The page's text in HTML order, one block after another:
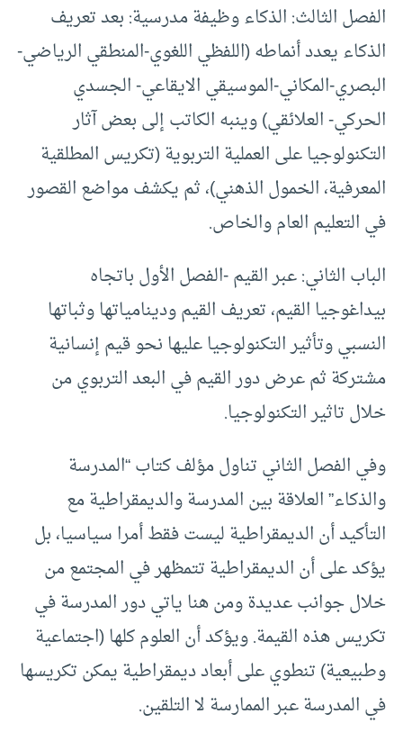
الفصل الثالث: الذكاء وظيفة مدرسية: بعد تعريف
الذكاء يعدد أنماطه (اللفظي اللغوي-المنطقي الرياضي-
البصري-المكاني-الموسيقي الايقاعي- الجسدي
الحركي- العلائقي) وينبه الكاتب إلى بعض آثار
التكنولوجيا على العملية التربوية (تكريس المطلقية
المعرفية، الخمول الذهني)، ثم يكشف مواضع القصور
في التعليم العام والخاص.
الباب الثاني: عبر القيم -الفصل الأول باتجاه
بيداغوجيا القيم، تعريف القيم ودينامياتها وثباتها
النسبي وتأثير التكنولوجيا عليها نحو قيم إنسانية
مشتركة ثم عرض دور القيم في البعد التربوي من
خلال تاثير التكنولوجيا.
وفي الفصل الثاني تناول مؤلف كتاب “المدرسة
والذكاء” العلاقة بين المدرسة والديمقراطية مع
التأكيد أن الديمقراطية ليست فقط أمرا سياسيا، بل
يؤكد على أن الديمقراطية تتمظهر في المجتمع من
خلال جوانب عديدة ومن هنا ياتي دور المدرسة في
تكريس هذه القيمة. ويؤكد أن العلوم كلها (اجتماعية
وطبيعية) تنطوي على أبعاد ديمقراطية يمكن تكريسها
في المدرسة عبر الممارسة لا التلقين.